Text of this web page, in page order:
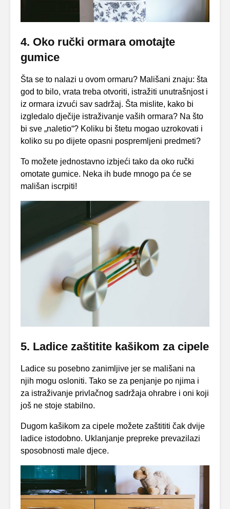
4. Oko ručki ormara omotajte
gumice
Šta se to nalazi u ovom ormaru? Mališani znaju: šta
god to bilo, vrata treba otvoriti, istražiti unutrašnjost i
iz ormara izvući sav sadržaj. Šta mislite, kako bi
izgledalo dječije istraživanje vaših ormara? Na što
bi sve „naletio“? Koliku bi štetu mogao uzrokovati i
koliko su po dijete opasni pospremljeni predmeti?
To možete jednostavno izbjeći tako da oko ručki
omotate gumice. Neka ih bude mnogo pa će se
mališan iscrpiti!
5. Ladice zaštitite kašikom za cipele
Ladice su posebno zanimljive jer se mališani na
njih mogu osloniti. Tako se za penjanje po njima i
za istraživanje privlačnog sadržaja ohrabre i oni koji
još ne stoje stabilno.
Dugom kašikom za cipele možete zaštititi čak dvije
ladice istodobno. Uklanjanje prepreke prevazilazi
sposobnosti male djece.